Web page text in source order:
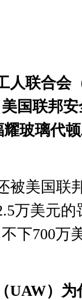
人联合会
国联邦
玻璃代
被美国联
万美元的
下700万
UAW）为